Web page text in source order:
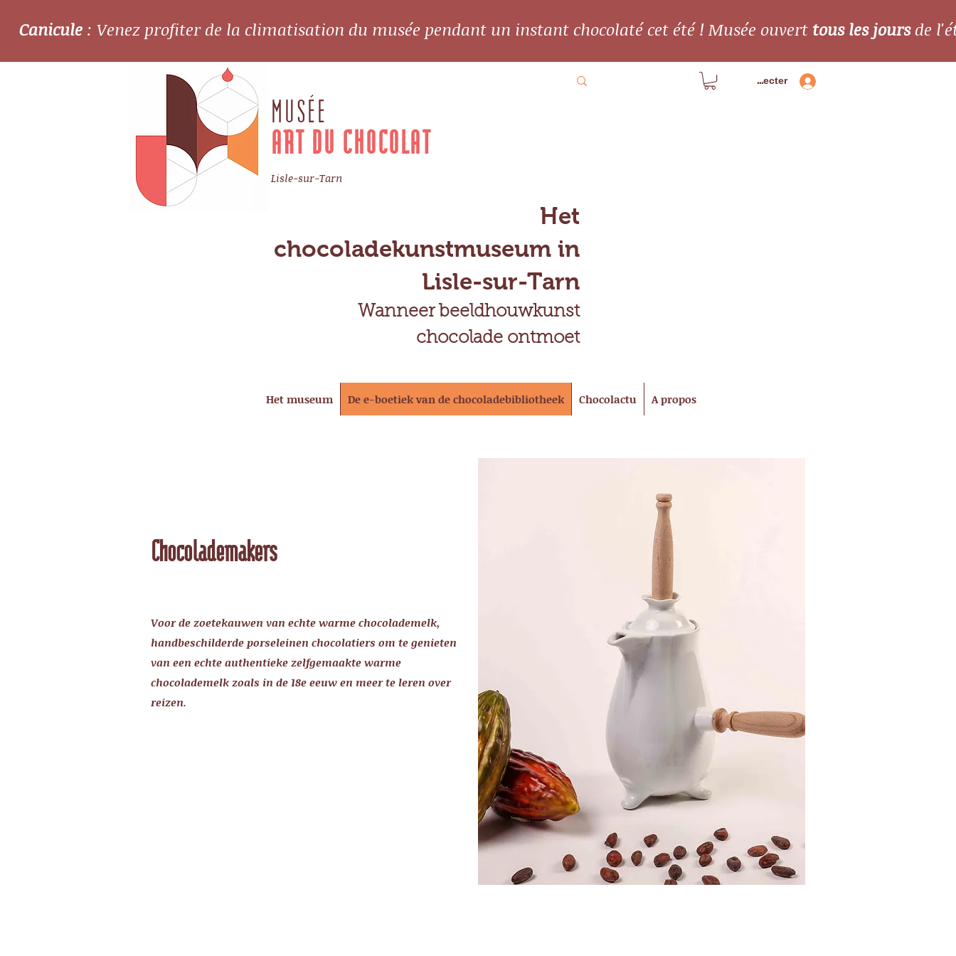
Canicule : Venez profiter de la climatisation du musée pendant un instant chocolaté cet été ! Musée ouvert tous les joursde
Lisle-sur-Tarn
MUSÉE
ART DU CHOCOLAT
Het
chocoladekunstmuseum in
Lisle-sur-Tarn
Wanneer beeldhouwkunst
chocolade ontmoet
Se connecter
Het museum De e-boetiek van de chocoladebibliotheek Chocolactu A propos
Chocolademakers
Voor de zoetekauwen van echte warme chocolademelk,
handbeschilderde porseleinen chocolatiers om te genieten
van een echte authentieke zelfgemaakte warme
chocolademelk zoals in de 18e eeuw en meer te leren over
reizen.